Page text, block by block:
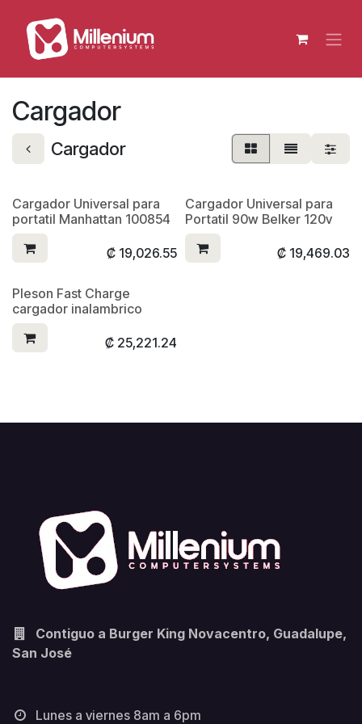
Cargador
Cargador
Cargador Universal para
portatil Manhattan 100854
₡ 19,026.55
Cargador Universal para
Portatil 90w Belker 120v
₡ 19,469.03
Pleson Fast Charge
cargador inalambrico
₡ 25,221.24
Contiguo a Burger King Novacentro, Guadalupe,
San José
Lunes a viernes 8am a 6pm